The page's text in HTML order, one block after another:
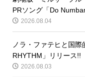
PRソング「Do
2026.08.04
ノラ・ファテヒと国
RHYTHM」リリース!!
2026.08.03